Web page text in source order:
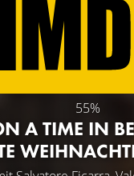
55%
A TIME IN